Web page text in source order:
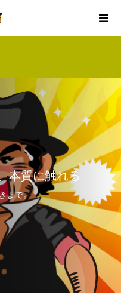
本質に触れる
まで。